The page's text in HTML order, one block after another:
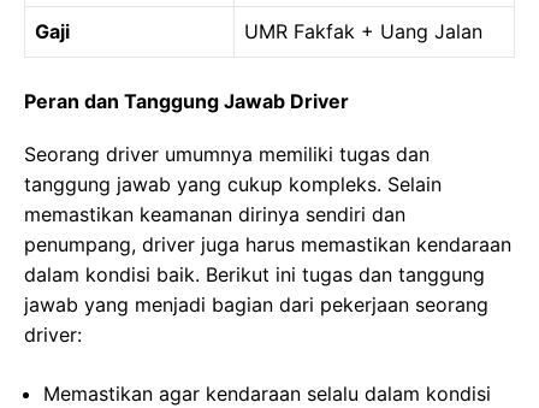
Gaji UMR Fakfak + Uang Jalan
Peran dan Tanggung Jawab Driver
Seorang driver umumnya memiliki tugas dan
tanggung jawab yang cukup kompleks. Selain
memastikan keamanan dirinya sendiri dan
penumpang, driver juga harus memastikan kendaraan
dalam kondisi baik. Berikut ini tugas dan tanggung
jawab yang menjadi bagian dari pekerjaan seorang
driver:
Memastikan agar kendaraan selalu dalam kondisi